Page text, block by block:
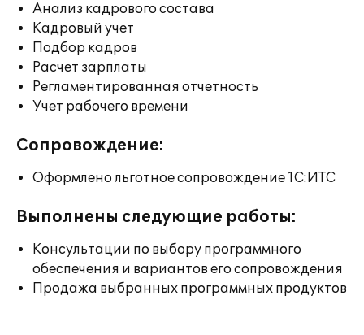
Анализ кадрового состава
Кадровый учет
Подбор кадров
Расчет зарплаты
Регламентированная отчетность
Учет рабочего времени
Сопровождение:
Оформлено льготное сопровождение 1С:ИТС
Выполнены следующие работы:
Консультации по выбору программного
обеспечения и вариантов его сопровождения
Продажа выбранных программных продуктов